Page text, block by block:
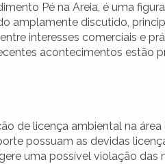
Pé na Areia, é uma
amplamente discutido,
interesses comerciais e
acontecimentos estão
de licença ambiental na
possuam as devidas
uma possível violação das